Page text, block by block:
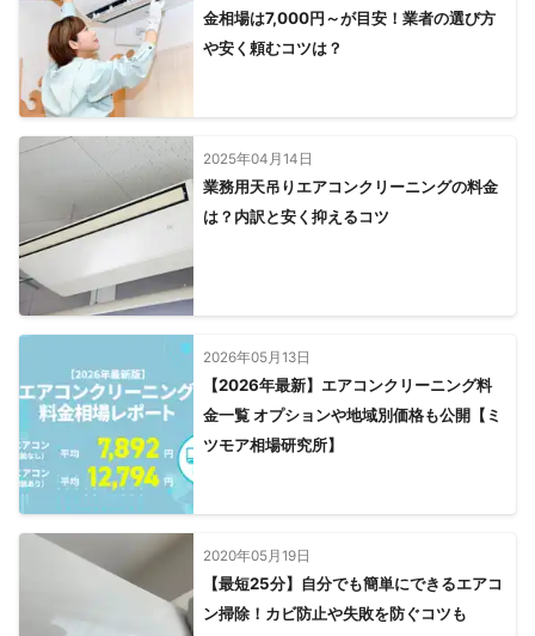
金相場は7,000円～が目安！業者の選び方
や安く頼むコツは？
2025年04月14日
業務用天吊りエアコンクリーニングの料金
は？内訳と安く抑えるコツ
2026年05月13日
【2026年最新】エアコンクリーニング料
金一覧 オプションや地域別価格も公開【ミ
ツモア相場研究所】
2020年05月19日
【最短25分】自分でも簡単にできるエアコ
ン掃除！カビ防止や失敗を防ぐコツも